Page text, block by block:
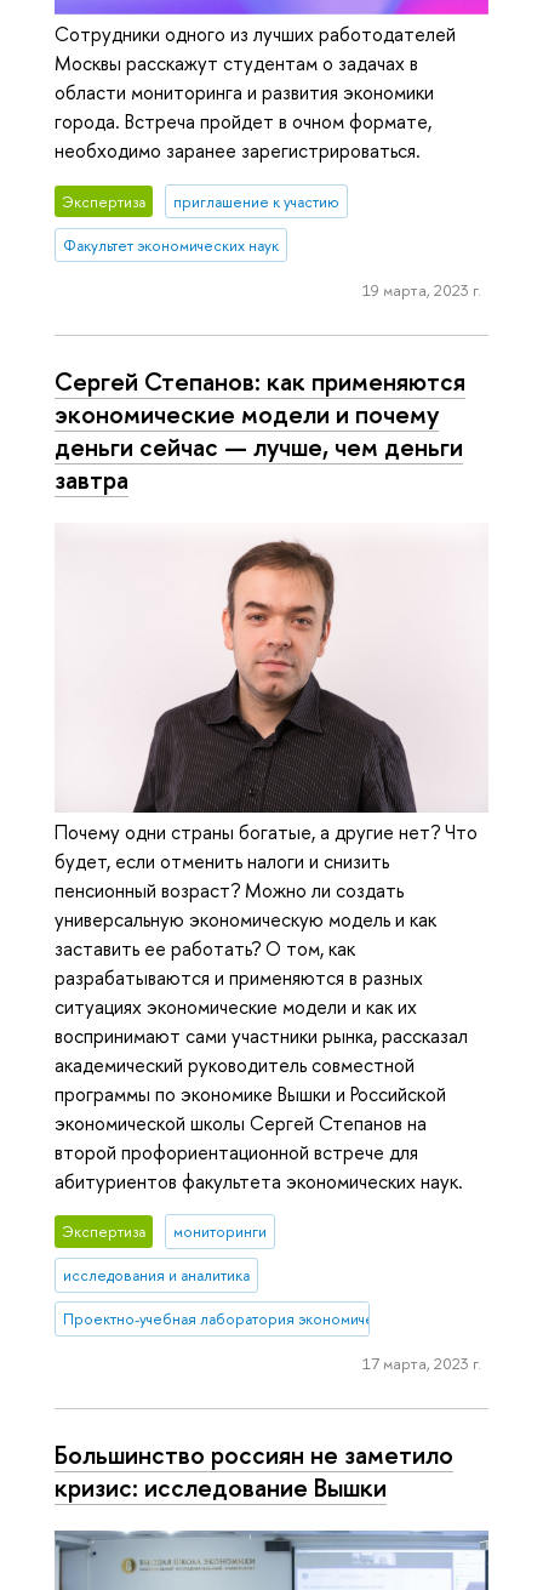
Сотрудники одного из лучших работодателей
Москвы расскажут студентам о задачах в
области мониторинга и развития экономики
города. Встреча пройдет в очном формате,
необходимо заранее зарегистрироваться.
Экспертиза приглашение к участию
Факультет экономических наук
19 марта, 2023 г.
Сергей Степанов: как применяются
экономические модели и почему
деньги сейчас — лучше, чем деньги
завтра
Почему одни страны богатые, а другие нет? Что
будет, если отменить налоги и снизить
пенсионный возраст? Можно ли создать
универсальную экономическую модель и как
заставить ее работать? О том, как
разрабатываются и применяются в разных
ситуациях экономические модели и как их
воспринимают сами участники рынка, рассказал
академический руководитель совместной
программы по экономике Вышки и Российской
экономической школы Сергей Степанов на
второй профориентационной встрече для
абитуриентов факультета экономических наук.
Экспертиза мониторинги
исследования и аналитика
Проектно-учебная лаборатория экономической журналистики
17 марта, 2023 г.
Большинство россиян не заметило
кризис: исследование Вышки